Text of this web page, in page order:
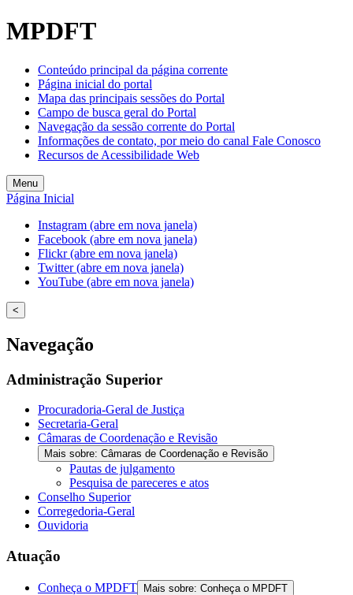
MPDFT
Conteúdo principal da página corrente
Página inicial do portal
Mapa das principais sessões do Portal
Campo de busca geral do Portal
Navegação da sessão corrente do Portal
Informações de contato, por meio do canal Fale Conosco
Recursos de Acessibilidade Web
Menu
Página Inicial
Instagram (abre em nova janela)
Facebook (abre em nova janela)
Flickr (abre em nova janela)
Twitter (abre em nova janela)
YouTube (abre em nova janela)
<
Navegação
Administração Superior
Procuradoria-Geral de Justiça
Secretaria-Geral
Câmaras de Coordenação e Revisão
Mais sobre: Câmaras de Coordenação e Revisão
Pautas de julgamento
Pesquisa de pareceres e atos
Conselho Superior
Corregedoria-Geral
Ouvidoria
Atuação
Conheça o MPDFT Mais sobre: Conheça o MPDFT